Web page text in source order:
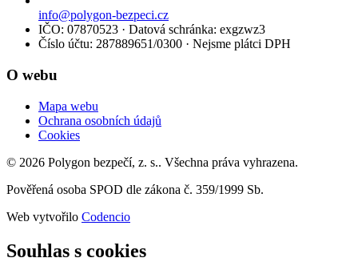
info@polygon-bezpeci.cz
IČO: 07870523 · Datová schránka: exgzwz3
Číslo účtu: 287889651/0300 · Nejsme plátci DPH
O webu
Mapa webu
Ochrana osobních údajů
Cookies
© 2026 Polygon bezpečí, z. s.. Všechna práva vyhrazena.
Pověřená osoba SPOD dle zákona č. 359/1999 Sb.
Web vytvořilo Codencio
Souhlas s cookies